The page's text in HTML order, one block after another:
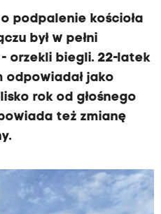
podpalenie kościoła
był w pełni
orzekli biegli. 22-latek
odpowiadał jako
rok od głośnego
też zmianę